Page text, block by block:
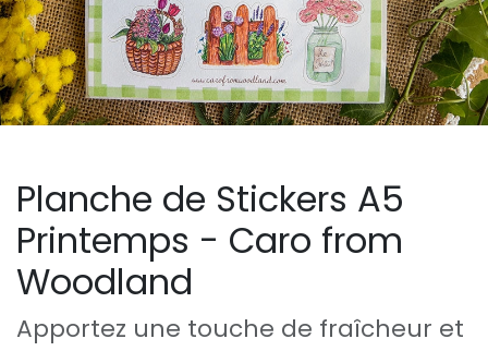
Planche de Stickers A5
Printemps - Caro from
Woodland
Apportez une touche de fraîcheur et